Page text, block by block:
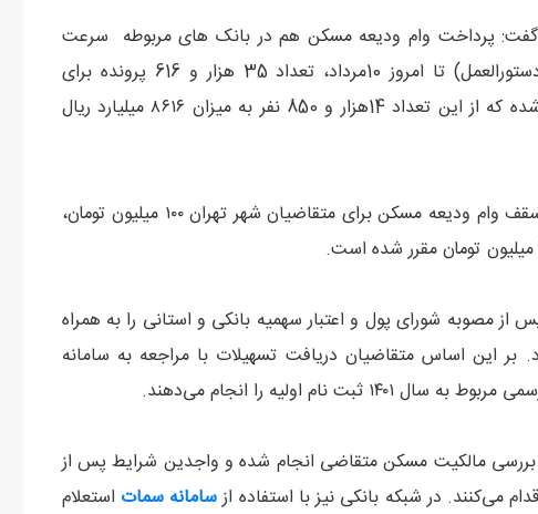
پرداخت وام ودیعه مسکن هم در بانک های مربوطه سرعت
گرفته است بطوریکه که از نیمه خرداد (زمان ابلاغ دستورالعمل) تا امروز 10مرداد، تعداد 35 هزار و 616 پرونده برای
متقاضیان معرفی شده به بانک های مربوطه تشکیل شده که از این تعداد 14هزار و 850 نفر به میزان ۸۶۱۶ میلیارد ریال
وی تصریح کرد: براساس مصوبه شورای پول و اعتبار، سقف وام ودیعه مسکن برای متقاضیان شهر تهران ۱۰۰ میلیون تومان،
از مصوبه شورای پول و اعتبار سهمیه بانکی و استانی را به همراه
بر این اساس متقاضیان دریافت تسهیلات با مراجعه به سامانه
نام اولیه را انجام می‌دهند.
بررسی مالکیت مسکن متقاضی انجام شده و واجدین شرایط پس از
می‌کنند. در شبکه بانکی نیز با استفاده ازسامانه سمات استعلام